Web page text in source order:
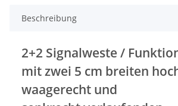
Beschreibung
2+2 Signalweste /
mit zwei 5 cm breiten
waagerecht und